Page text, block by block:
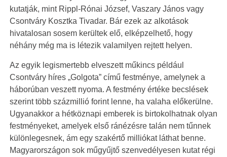
kutatják, mint Rippl-Rónai József, Vaszary János vagy
Csontváry Kosztka Tivadar. Bár ezek az alkotások
hivatalosan sosem kerültek elő, elképzelhető, hogy
néhány még ma is létezik valamilyen rejtett helyen.
Az egyik legismertebb elveszett műkincs például
Csontváry híres „Golgota” című festménye, amelynek a
háborúban veszett nyoma. A festmény értéke becslések
szerint több százmillió forint lenne, ha valaha előkerülne.
Ugyanakkor a hétköznapi emberek is birtokolhatnak olyan
festményeket, amelyek első ránézésre talán nem tűnnek
különlegesnek, ám egy szakértő milliókat láthat benne.
Magyarországon sok műgyűjtő szenvedélyesen kutat régi